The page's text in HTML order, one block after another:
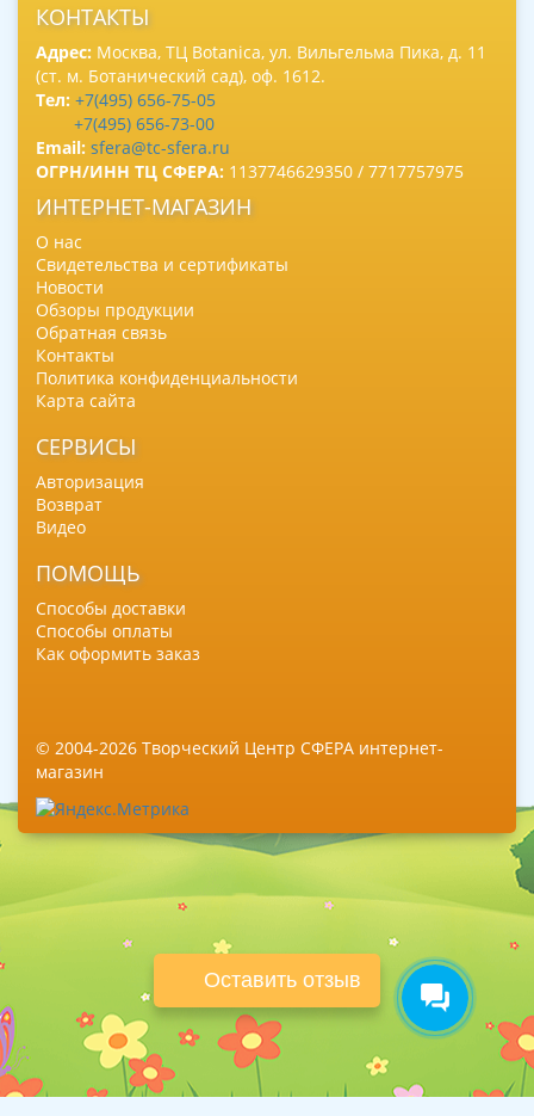
Оставить отзыв
КОНТАКТЫ
Адрес: Москва, ТЦ Botanica, ул. Вильгельма Пика, д. 11
(ст. м. Ботанический сад), оф. 1612.
Тел: +7(495) 656-75-05
+7(495) 656-73-00
Email: sfera@tc-sfera.ru
ОГРН/ИНН ТЦ СФЕРА: 1137746629350 / 7717757975
ИНТЕРНЕТ-МАГАЗИН
О нас
Свидетельства и сертификаты
Новости
Обзоры продукции
Обратная связь
Контакты
Политика конфиденциальности
Карта сайта
СЕРВИСЫ
Авторизация
Возврат
Видео
ПОМОЩЬ
Способы доставки
Способы оплаты
Как оформить заказ
© 2004-2026 Творческий Центр СФЕРА интернет-
магазин